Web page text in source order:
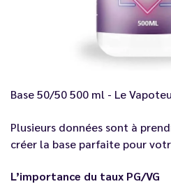
Base 50/50 500 ml - Le
Plusieurs données sont à
créer la base parfaite pour
L’importance du taux PG/VG